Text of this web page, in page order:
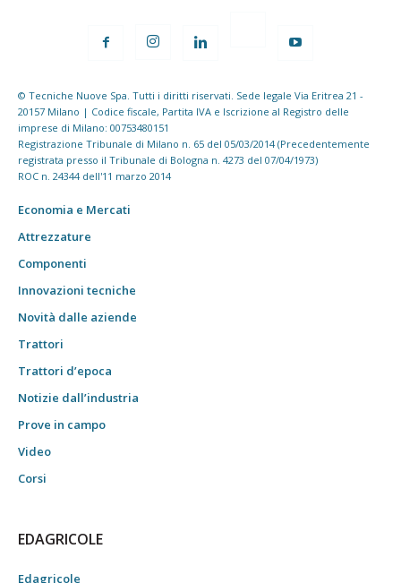
© Tecniche Nuove Spa. Tutti i diritti riservati. Sede legale Via Eritrea 21 -
20157 Milano | Codice fiscale, Partita IVA e Iscrizione al Registro delle
imprese di Milano: 00753480151
Registrazione Tribunale di Milano n. 65 del 05/03/2014 (Precedentemente
registrata presso il Tribunale di Bologna n. 4273 del 07/04/1973)
ROC n. 24344 dell'11 marzo 2014
Economia e Mercati
Attrezzature
Componenti
Innovazioni tecniche
Novità dalle aziende
Trattori
Trattori d’epoca
Notizie dall’industria
Prove in campo
Video
Corsi
EDAGRICOLE
Edagricole